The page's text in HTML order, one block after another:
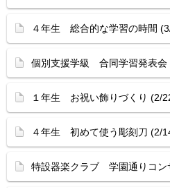
４年生 総合的な学習の時間
個別支援学級 合同学習発表会
１年生 お祝い飾りづくり (2/
４年生 初めて使う彫刻刀 (2/
特設器楽クラブ 学園通りコン